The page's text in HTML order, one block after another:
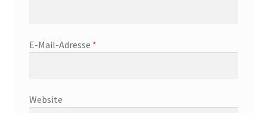
E-Mail-Adresse *
Website